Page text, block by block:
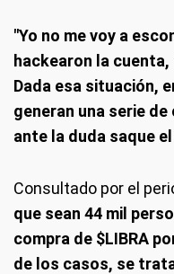
"Yo no me voy a
hackearon la
Dada esa situación,
generan una serie
ante la duda saque
Consultado por el
que sean 44 mil
compra de $LIBRA
de los casos, se